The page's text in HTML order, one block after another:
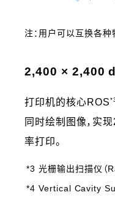
注：用户可以互换各种
2,400 × 2,400
打印机的核心ROS
同时绘制图像，实
率打印。
*3 光栅输出扫描仪（
*4 Vertical Cavity